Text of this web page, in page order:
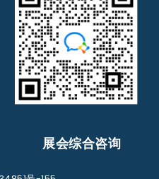
展会综合咨询